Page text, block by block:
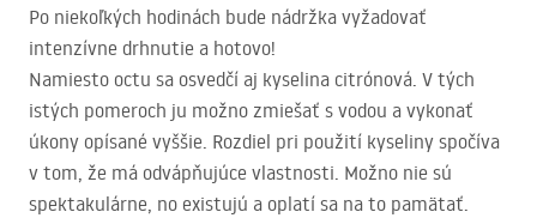
Po niekoľkých hodinách bude nádržka vyžadovať
intenzívne drhnutie a hotovo!
Namiesto octu sa osvedčí aj kyselina citrónová. V tých
istých pomeroch ju možno zmiešať s vodou a vykonať
úkony opísané vyššie. Rozdiel pri použití kyseliny spočíva
v tom, že má odvápňujúce vlastnosti. Možno nie sú
spektakulárne, no existujú a oplatí sa na to pamätať.